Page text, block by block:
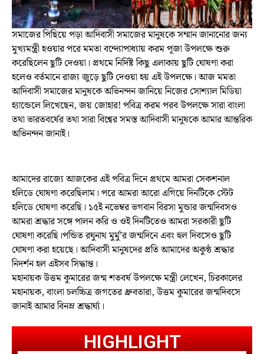
সমাজের পিছিয়ে পড়া আদিবাসী সমাজের মানুষকে সম্মান জানানোর জন্য
মুখ্যমন্ত্রী হওয়ার পরে মমতা বন্দ্যোপাধ্যায় করম পূজা উপলক্ষে শুরু
করেছিলেন ছুটি দেওয়া। প্রথমে নির্দিষ্ট কিছু এলাকায় ছুটি ঘোষণা করা
হলেও বর্তমানে রাজ্য জুড়ে ছুটি দেওয়া হয় এই উপলক্ষে। আজ মমতা
আদিবাসী সমাজের মানুষকে অভিনন্দন জানিয়ে নিজের সোশ্যাল মিডিয়া
হ্যান্ডেলে লিখেছেন, জয় জোহার! পবিত্র করম পরব উপলক্ষে সারা বাংলা
তথা ভারতবর্ষের তথা সারা বিশ্বের সমস্ত আদিবাসী মানুষকে আমার আন্তরিক
অভিনন্দন জানাই।
আমাদের রাজ্যে আজকের এই পবিত্র দিনে প্রথমে আমরা সেকশনাল
হলিডে ঘোষণা করেছিলাম। পরে আমরা আরো এগিয়ে দিনটিকে স্টেট
হলিডে ঘোষণা করেছি। ১৫ই নভেম্বর ভগবান বিরসা মুন্ডার জন্মদিবসও
আমরা শ্রদ্ধার সঙ্গে পালন করি ও ওই দিনটিতেও আমরা সরকারী ছুটি
ঘোষণা করেছি।পন্ডিত রঘুনাথ মুর্মু’র জন্মদিনে এবং হুল দিবসেও ছুটি
ঘোষণা করা হয়েছে। আদিবাসী মানুষদের প্রতি আমাদের অকুন্ঠ শ্রদ্ধার
নিদর্শন হল এইসব সিদ্ধান্ত।
মহানায়ক উত্তম কুমারের জন্ম শতবর্ষ উপলক্ষে মন্ত্রী লেখেন, চিরকালের
মহানায়ক, বাংলা চলচ্চিত্র জগতের ধ্রুবতারা, উত্তম কুমারের জন্মদিবসে
জানাই আমার বিনম্র শ্রদ্ধার্ঘ্য।
HIGHLIGHT